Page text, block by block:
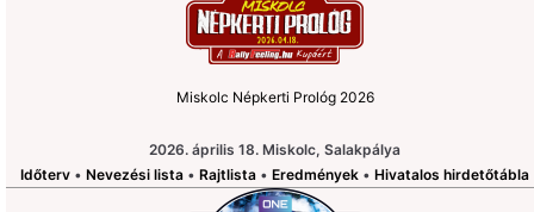
Miskolc Népkerti Prológ 2026
2026. április 18. Miskolc, Salakpálya
Időterv • Nevezési lista • Rajtlista • Eredmények • Hivatalos hirdetőtábla